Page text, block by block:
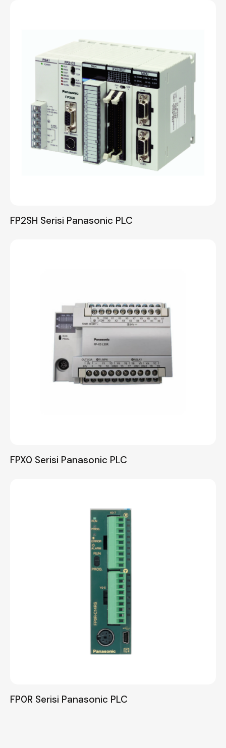
FP2SH Serisi Panasonic PLC
FPX0 Serisi Panasonic PLC
FP0R Serisi Panasonic PLC